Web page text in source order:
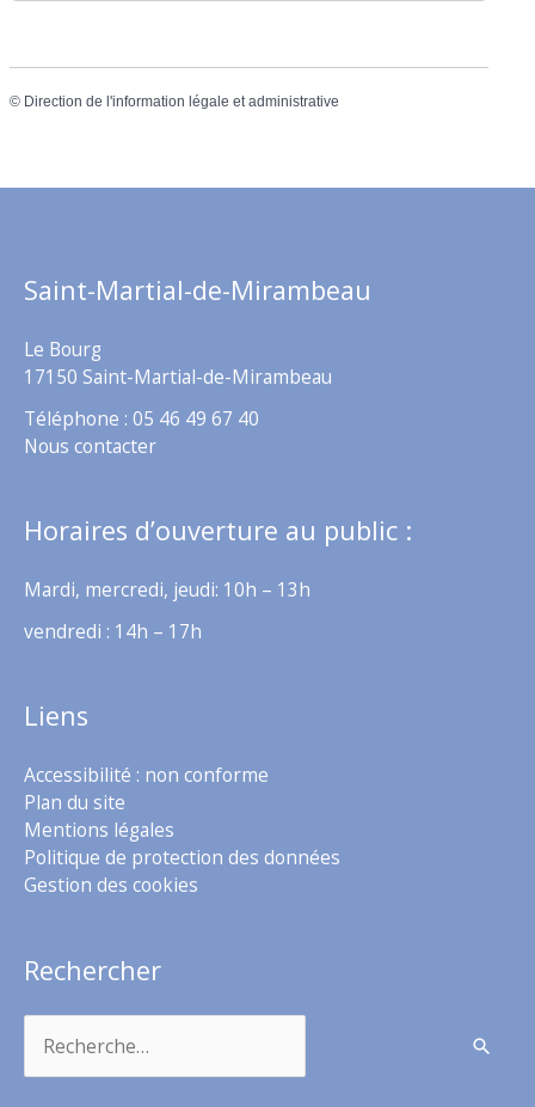
© Direction de l'information légale et administrative
Saint-Martial-de-Mirambeau
Le Bourg
17150 Saint-Martial-de-Mirambeau
Téléphone : 05 46 49 67 40
Nous contacter
Horaires d’ouverture au public :
Mardi, mercredi, jeudi: 10h – 13h
vendredi : 14h – 17h
Liens
Accessibilité : non conforme
Plan du site
Mentions légales
Politique de protection des données
Gestion des cookies
Rechercher